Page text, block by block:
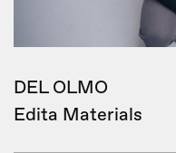
DEL OLMO
Edita Materials